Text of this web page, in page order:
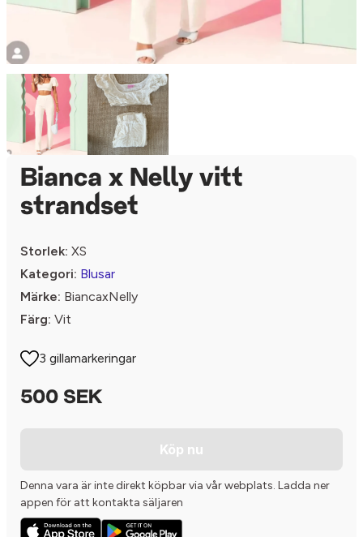
Bianca x Nelly vitt
strandset
Storlek: XS
Kategori: Blusar
Märke: BiancaxNelly
Färg: Vit
3 gillamarkeringar
500 SEK
Köp nu
Denna vara är inte direkt köpbar via vår webplats. Ladda ner
appen för att kontakta säljaren